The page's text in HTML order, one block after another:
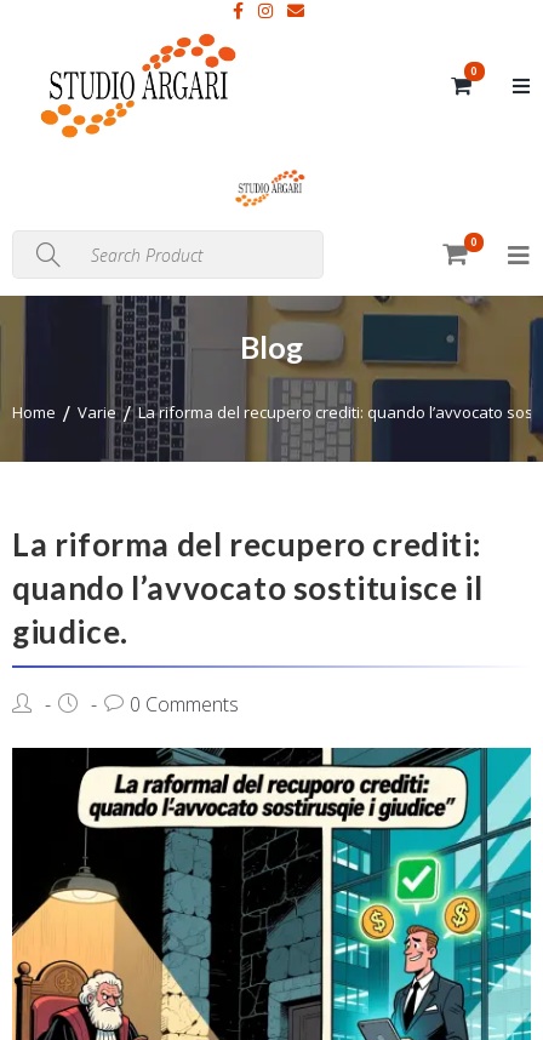
0
0
Blog
Home Varie La riforma del recupero crediti: quando l’avvocato
La riforma del recupero crediti:
quando l’avvocato sostituisce il
giudice.
0 Comments